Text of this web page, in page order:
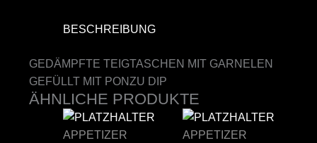
BESCHREIBUNG
GEDÄMPFTE TEIGTASCHEN MIT GARNELEN
GEFÜLLT MIT PONZU DIP
ÄHNLICHE PRODUKTE
APPETIZER APPETIZER